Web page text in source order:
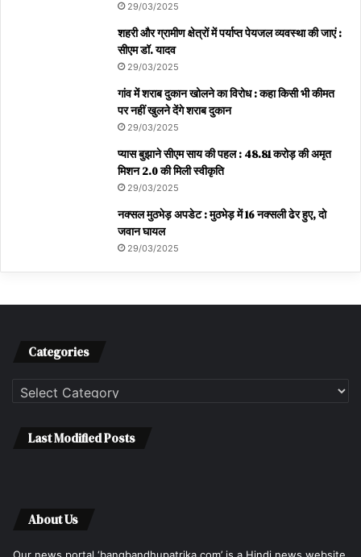
29/03/2025
शहरी और ग्रामीण क्षेत्रों में पर्याप्त पेयजल व्यवस्था की जाएं :
सीएम डॉ. यादव
29/03/2025
गांव में शराब दुकान खोलने का विरोध : कहा किसी भी कीमत
पर नहीं खुलने देंगे शराब दुकान
29/03/2025
प्यास बुझाने सीएम साय की पहल : 48.81 करोड़ की अमृत
मिशन 2.0 की मिली स्वीकृति
29/03/2025
नक्सल मुठभेड़ अपडेट : मुठभेड़ में 16 नक्सली ढेर हुए, दो
जवान घायल
29/03/2025
Categories
Categories
Last Modified Posts
About Us